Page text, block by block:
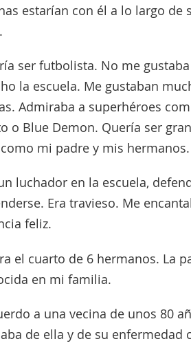
estarían con él a lo largo de
ser futbolista. No me gustaba
la escuela. Me gustaban
Admiraba a superhéroes
o Blue Demon. Quería ser
mi padre y mis
luchador en la escuela,
Era travieso. Me
feliz.
el cuarto de 6 hermanos. La
en mi familia.
a una vecina de unos 80
de ella y de su enfermedad